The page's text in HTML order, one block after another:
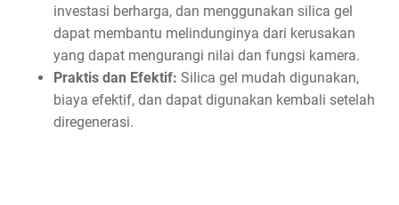
investasi berharga, dan menggunakan silica gel
dapat membantu melindunginya dari kerusakan
yang dapat mengurangi nilai dan fungsi kamera.
Praktis dan Efektif: Silica gel mudah digunakan,
biaya efektif, dan dapat digunakan kembali setelah
diregenerasi.